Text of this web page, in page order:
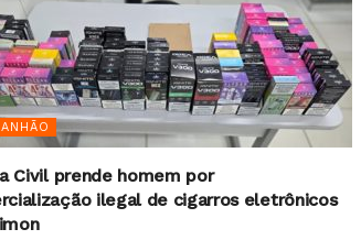
Civil prende homem por
ilegal de cigarros eletrônicos